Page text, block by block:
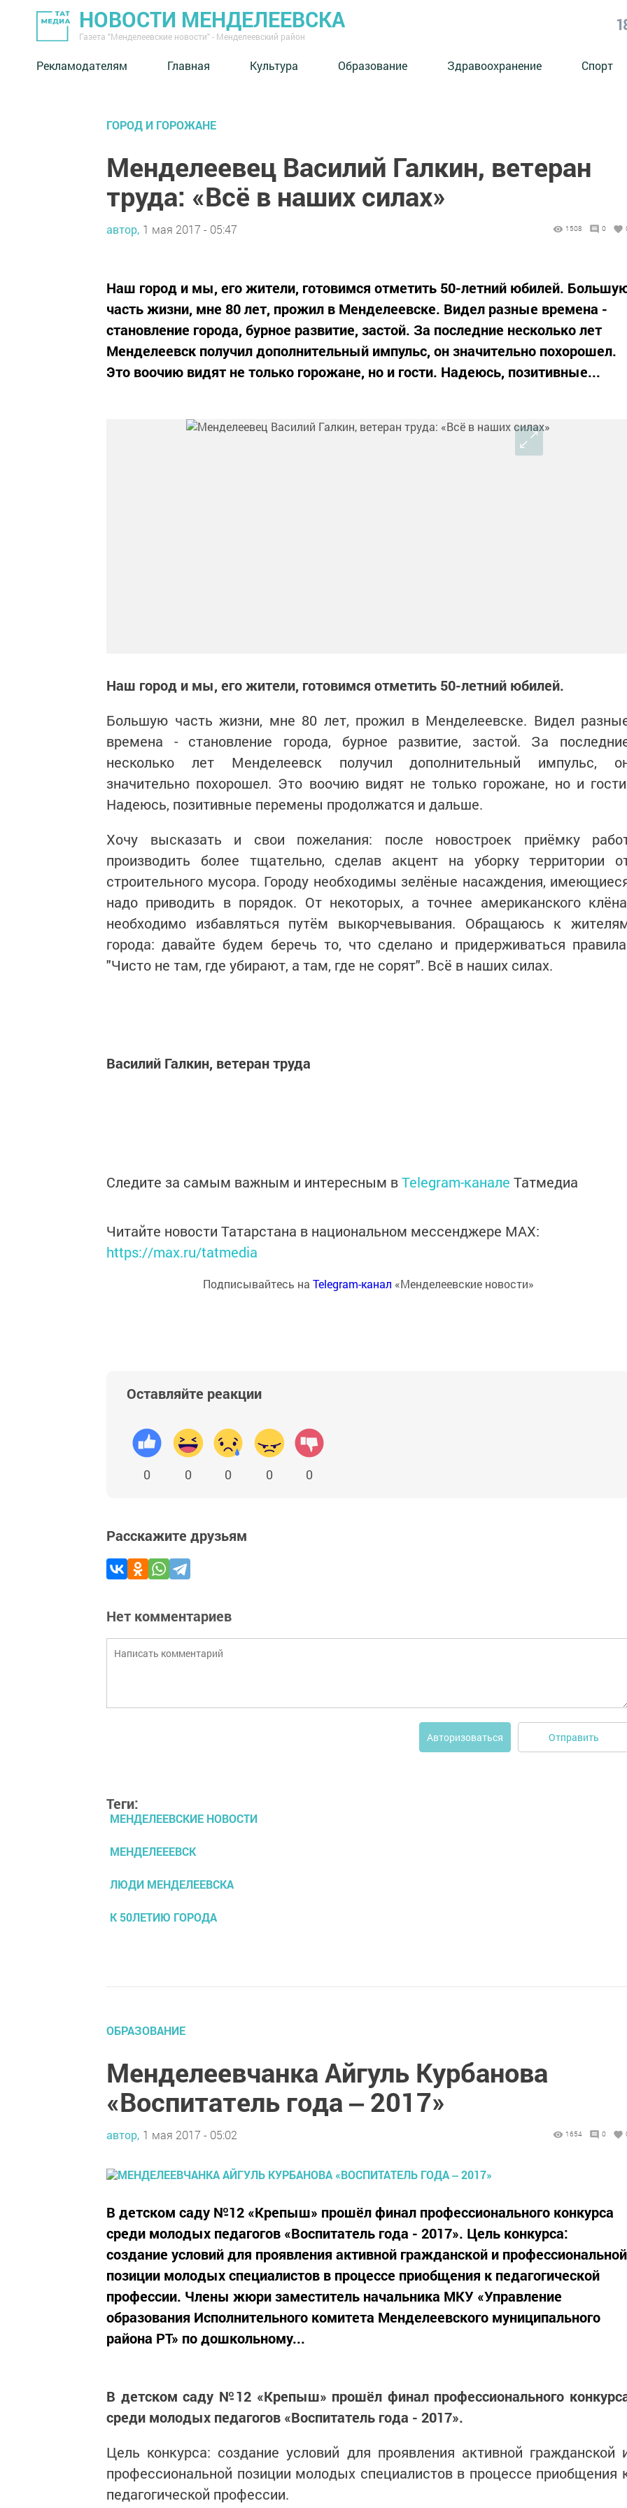
НОВОСТИ МЕНДЕЛЕЕВСКА
Газета "Менделеевские новости" - Менделеевский район
Рекламодателям Главная Культура Образование Здравоохранение Спорт
ГОРОД И ГОРОЖАНЕ
Менделеевец Василий Галкин, ветеран
труда: «Всё в наших силах»
автор, 1 мая 2017 - 05:47 1508 0
Наш город и мы, его жители, готовимся отметить 50-летний юбилей.
часть жизни, мне 80 лет, прожил в Менделеевске. Видел разные времена -
становление города, бурное развитие, застой. За последние несколько лет
Менделеевск получил дополнительный импульс, он значительно похорошел.
Это воочию видят не только горожане, но и гости. Надеюсь, позитивные...
Наш город и мы, его жители, готовимся отметить 50-летний юбилей.
Большую часть жизни, мне 80 лет, прожил в Менделеевске. Видел
времена - становление города, бурное развитие, застой. За
несколько лет Менделеевск получил дополнительный импульс,
значительно похорошел. Это воочию видят не только горожане, но и
Надеюсь, позитивные перемены продолжатся и дальше.
Хочу высказать и свои пожелания: после новостроек приёмку
производить более тщательно, сделав акцент на уборку территории
строительного мусора. Городу необходимы зелёные насаждения,
надо приводить в порядок. От некоторых, а точнее американского
необходимо избавляться путём выкорчевывания. Обращаюсь к
города: давайте будем беречь то, что сделано и придерживаться
"Чисто не там, где убирают, а там, где не сорят". Всё в наших силах.
Василий Галкин, ветеран труда
Следите за самым важным и интересным вTelegram-канале Татмедиа
Читайте новости Татарстана в национальном мессенджере MАХ:
https://max.ru/tatmedia
Подписывайтесь на Telegram-канал «Менделеевские новости»
Оставляйте реакции
0 0 0 0 0
Расскажите друзьям
Нет комментариев
Авторизоваться Отправить
Теги:
МЕНДЕЛЕЕВСКИЕ НОВОСТИ
МЕНДЕЛЕЕЕВСК
ЛЮДИ МЕНДЕЛЕЕВСКА
К 50ЛЕТИЮ ГОРОДА
ОБРАЗОВАНИЕ
Менделеевчанка Айгуль Курбанова
«Воспитатель года ‒ 2017»
автор, 1 мая 2017 - 05:02 1654 0
В детском саду №12 «Крепыш» прошёл финал профессионального конкурса
среди молодых педагогов «Воспитатель года - 2017». Цель конкурса:
создание условий для проявления активной гражданской и профессиональной
позиции молодых специалистов в процессе приобщения к педагогической
профессии. Члены жюри заместитель начальника МКУ «Управление
образования Исполнительного комитета Менделеевского муниципального
района РТ» по дошкольному...
В детском саду №12 «Крепыш» прошёл финал профессионального
среди молодых педагогов «Воспитатель года - 2017».
Цель конкурса: создание условий для проявления активной гражданской
профессиональной позиции молодых специалистов в процессе приобщения
педагогической профессии.